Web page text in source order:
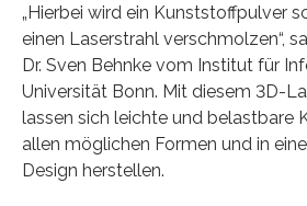
„Hierbei wird ein Kunststoffpulver
einen Laserstrahl verschmolzen“,
Dr. Sven Behnke vom Institut für
Universität Bonn. Mit diesem 3D-
lassen sich leichte und belastbare
allen möglichen Formen und in
Design herstellen.